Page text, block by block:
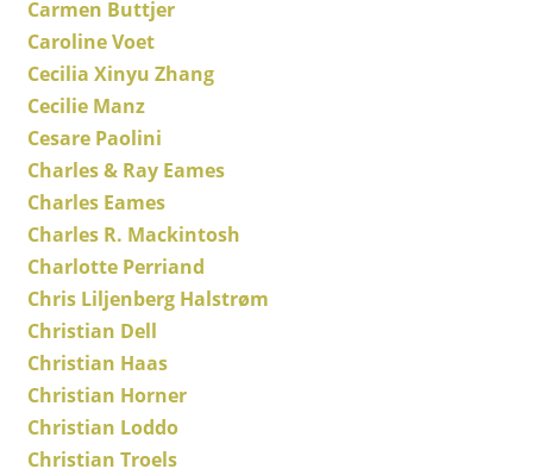
... voir tous les rangements
Luminaires
Suspensions & Plafonniers
Lampes de table
Lampes de bureau
Lampadaires et Liseuses
Lampes de sol
Appliques murales
Luminaires d’extérieur
Lampes sans fil
Carmen Buttjer
Caroline Voet
Cecilia Xinyu Zhang
Cecilie Manz
Cesare Paolini
Charles & Ray Eames
Charles Eames
Charles R. Mackintosh
Charlotte Perriand
Chris Liljenberg Halstrøm
Christian Dell
Christian Haas
Christian Horner
Christian Loddo
Christian Troels